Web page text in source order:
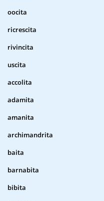
oocita
ricrescita
rivincita
uscita
accolita
adamita
amanita
archimandrita
baita
barnabita
bibita